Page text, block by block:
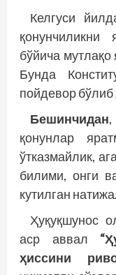
Келгуси
бўйича мутлақо
Бунда
пойдевор
Бешинчидан
қонунлар
ўтказмайлик,
билими, онги
кутилган
Ҳуқуқшунос
аср аввал
ҳиссини